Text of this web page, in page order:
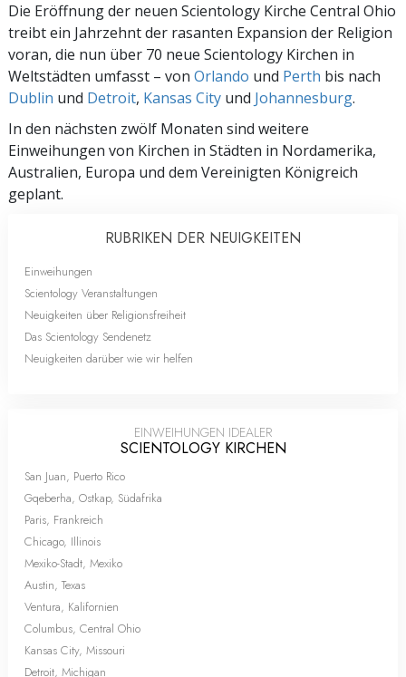
Die Eröffnung der neuen Scientology Kirche Central Ohio
treibt ein Jahrzehnt der rasanten Expansion der Religion
voran, die nun über 70 neue Scientology Kirchen in
Weltstädten umfasst – von Orlando und Perth bis nach
Dublin und Detroit, Kansas City und Johannesburg.
In den nächsten zwölf Monaten sind weitere
Einweihungen von Kirchen in Städten in Nordamerika,
Australien, Europa und dem Vereinigten Königreich
geplant.
RUBRIKEN DER NEUIGKEITEN
Einweihungen
Scientology Veranstaltungen
Neuigkeiten über Religionsfreiheit
Das Scientology Sendenetz
Neuigkeiten darüber wie wir helfen
EINWEIHUNGEN IDEALER
SCIENTOLOGY KIRCHEN
San Juan, Puerto Rico
Gqeberha, Ostkap, Südafrika
Paris, Frankreich
Chicago, Illinois
Mexiko-Stadt, Mexiko
Austin, Texas
Ventura, Kalifornien
Columbus, Central Ohio
Kansas City, Missouri
Detroit, Michigan